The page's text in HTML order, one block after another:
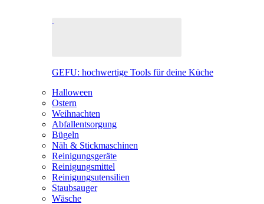
GEFU: hochwertige Tools für deine Küche
Halloween
Ostern
Weihnachten
Abfallentsorgung
Bügeln
Näh & Stickmaschinen
Reinigungsgeräte
Reinigungsmittel
Reinigungsutensilien
Staubsauger
Wäsche